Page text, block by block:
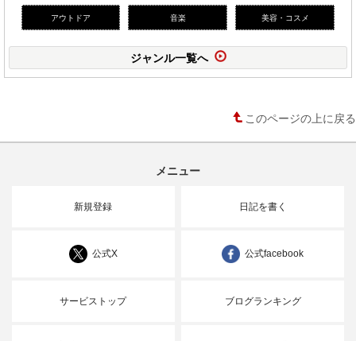
アウトドア 音楽 美容・コスメ
ジャンル一覧へ
このページの上に戻る
メニュー
新規登録 日記を書く
公式X 公式facebook
サービストップ ブログランキング